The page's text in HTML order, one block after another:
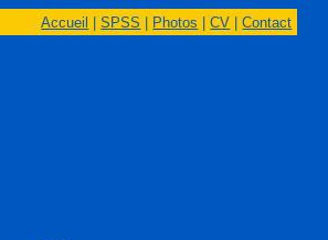
Accueil |SPSS | Photos |CV |Contact